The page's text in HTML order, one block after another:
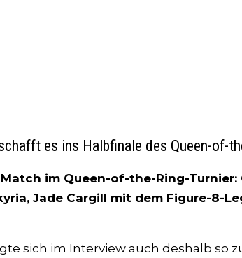
es ins Halbfinale des Queen-of-
im Queen-of-the-Ring-Turnier:
Jade Cargill mit dem Figure-8-
sich im Interview auch deshalb so